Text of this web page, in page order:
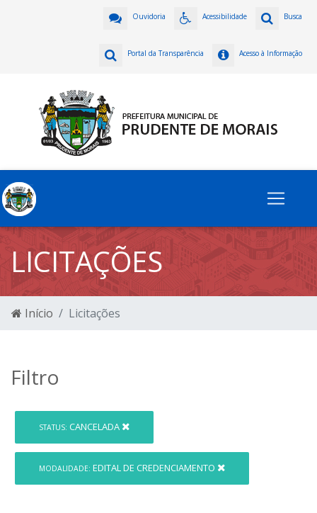
Busca
Acessibilidade
Ouvidoria
Acesso à Informação
Portal da Transparência
LICITAÇÕES
Início Licitações
Filtro
STATUS: CANCELADA
MODALIDADE: EDITAL DE CREDENCIAMENTO